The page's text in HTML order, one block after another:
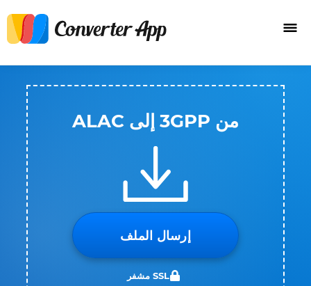
من 3GPP إلى ALAC
إرسال الملف
SSL مشفر